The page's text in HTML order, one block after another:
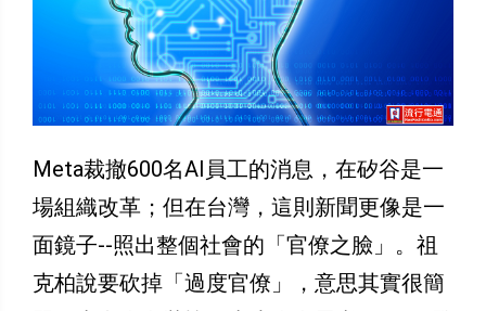
Meta裁撤600名AI員工的消息，在矽谷是一
場組織改革；但在台灣，這則新聞更像是一
面鏡子--照出整個社會的「官僚之臉」。祖
克柏說要砍掉「過度官僚」，意思其實很簡